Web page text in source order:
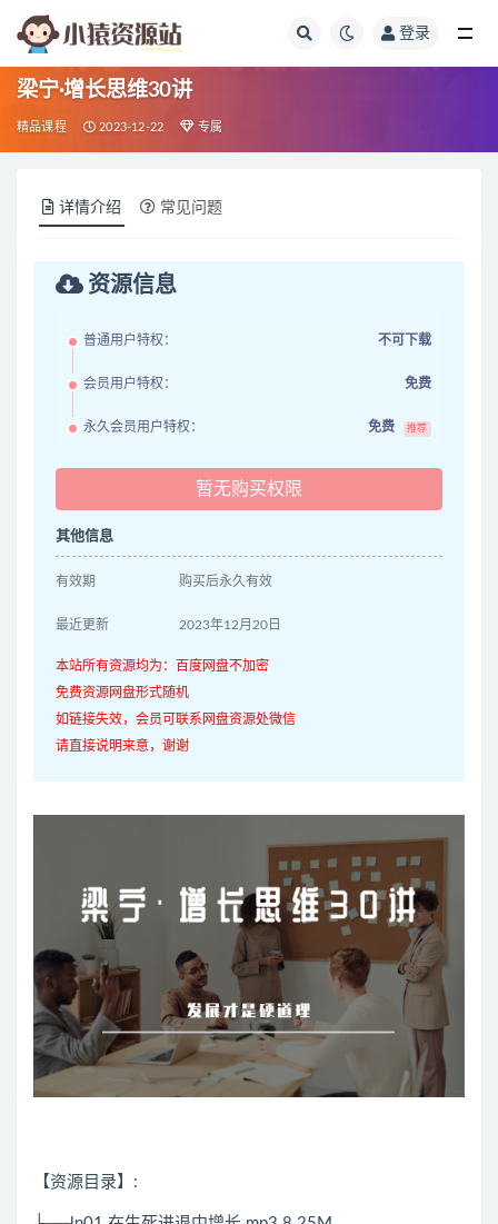
登录
梁宁·增长思维30讲
精品课程 2023-12-22 专属
详情介绍 常见问题
资源信息
普通用户特权： 不可下载
会员用户特权： 免费
永久会员用户特权： 免费 推荐
暂无购买权限
其他信息
有效期 购买后永久有效
最近更新 2023年12月20日
本站所有资源均为：百度网盘不加密
免费资源网盘形式随机
如链接失效，会员可联系网盘资源处微信
请直接说明来意，谢谢
【资源目录】: